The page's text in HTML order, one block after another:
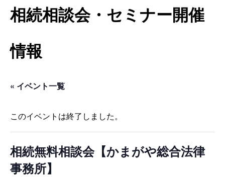
相続相談会・セミナー開催
情報
« イベント一覧
このイベントは終了しました。
相続無料相談会【かまがや総合法律
事務所】